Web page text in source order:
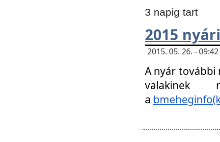
3 napig tart
2015
2015. 05. 26. -
A nyár további
a